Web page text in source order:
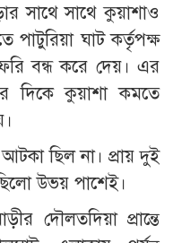
সাথে সাথে কুয়াশাও
পাটুরিয়া ঘাট কর্তৃপক্ষ
বন্ধ করে দেয়। এর
দিকে কুয়াশা কমতে
ছিল না। প্রায় দুই
উভয় পাশেই।
দৌলতদিয়া প্রান্তে